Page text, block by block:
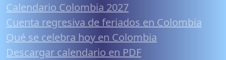
Calendario Colombia 2027
Cuenta regresiva de feriados en Colombia
Qué se celebra hoy en Colombia
Descargar calendario en PDF